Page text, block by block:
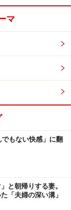
うしても大親友
友ならぜひ会い
イコに連絡をと
けど、私にとっ
で一緒に住みた
った3人。最初
ワインをがぶ飲
た。
いだったかな、
マ
もない快感」に翻
と朝帰りする妻。
「夫婦の深い溝」